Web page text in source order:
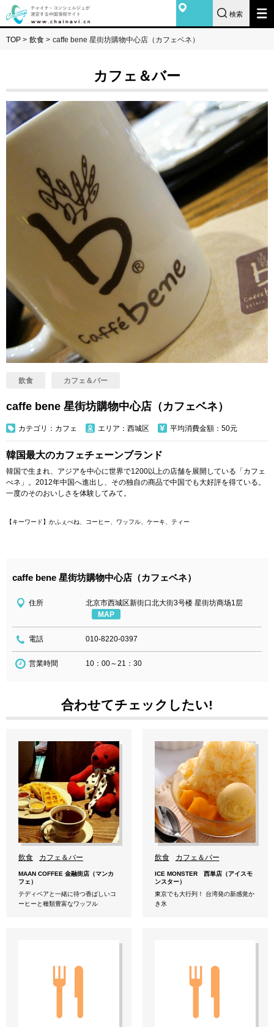
検索
TOP > 飲食 > caffe bene 星街坊購物中心店（カフェベネ）
カフェ＆バー
飲食 カフェ＆バー
caffe bene 星街坊購物中心店（カフェベネ）
カテゴリ：カフェ エリア：西城区 平均消費金額：50元
韓国最大のカフェチェーンブランド
韓国で生まれ、アジアを中心に世界で1200以上の店舗を展開している「カフェ
べネ」。2012年中国へ進出し、その独自の商品で中国でも大好評を得ている。
一度のそのおいしさを体験してみて。
【キーワード】かふぇべね、コーヒー、ワッフル、ケーキ、ティー
caffe bene 星街坊購物中心店（カフェベネ）
住所
北京市西城区新街口北大街3号楼 星街坊商场1层
MAP
電話 010-8220-0397
営業時間 10：00～21：30
合わせてチェックしたい!
飲食 カフェ＆バー
MAAN COFFEE 金融街店（マンカ
フェ）
テディベアと一緒に待つ香ばしいコ
ーヒーと種類豊富なワッフル
飲食 カフェ＆バー
ICE MONSTER 西単店（アイスモ
ンスター）
東京でも大行列！ 台湾発の新感覚か
き氷